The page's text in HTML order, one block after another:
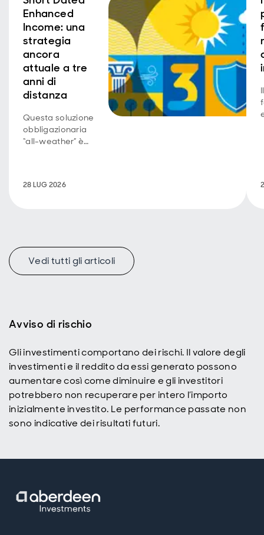
Enhanced
Income: una
strategia
ancora
attuale a tre
anni di
distanza
Questa soluzione
obbligazionaria
“all-weather” è
chiave
28 LUG 2026
Vedi tutti gli articoli
Avviso di rischio
Gli investimenti comportano dei rischi. Il valore degli
investimenti e il reddito da essi generato possono
aumentare così come diminuire e gli investitori
potrebbero non recuperare per intero l’importo
inizialmente investito. Le performance passate non
sono indicative dei risultati futuri.